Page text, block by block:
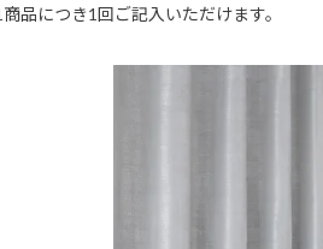
品につき1回ご記入いただけます。